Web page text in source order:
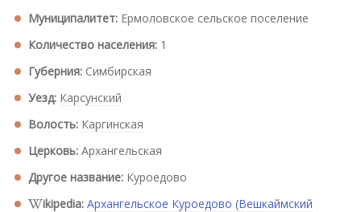
Муниципалитет: Ермоловское сельское поселение
Количество населения: 1
Губерния: Симбирская
Уезд: Карсунский
Волость: Каргинская
Церковь: Архангельская
Другое название: Куроедово
ikipedia: Архангельское Куроедово (Вешкаймский